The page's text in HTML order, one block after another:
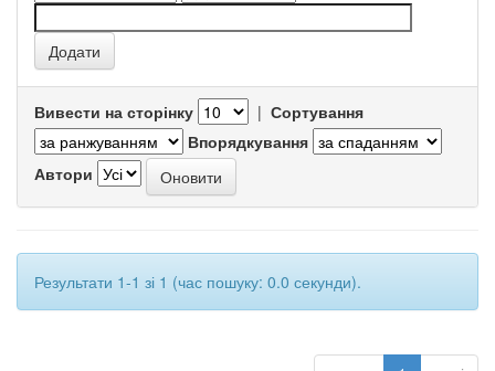
Вивести на сторінку | Сортування
Впорядкування
Автори
Результати 1-1 зі 1 (час пошуку: 0.0 секунди).